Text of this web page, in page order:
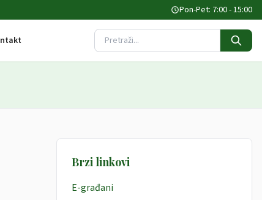
Pon-Pet: 7:00 - 15:00
Pretraži stranicu
Brzi linkovi
E-građani